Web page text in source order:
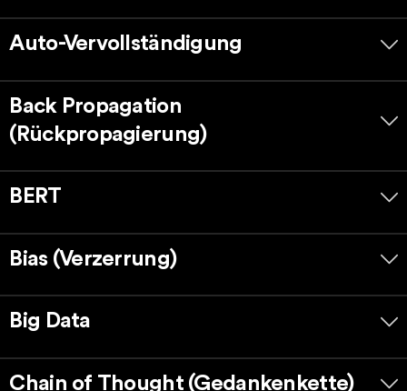
Auto-Vervollständigung
Back Propagation
(Rückpropagierung)
BERT
Bias (Verzerrung)
Big Data
Chain of Thought (Gedankenkette)